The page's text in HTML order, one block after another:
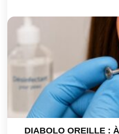
DIABOLO OREILLE :